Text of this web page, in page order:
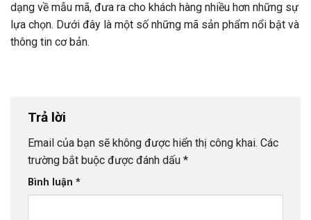
dạng về mẫu mã, đưa ra cho khách hàng nhiều hơn những sự
lựa chọn. Dưới đây là một số những mã sản phẩm nổi bật và
thông tin cơ bản.
Trả lời
Email của bạn sẽ không được hiển thị công khai. Các
trường bắt buộc được đánh dấu *
Bình luận *